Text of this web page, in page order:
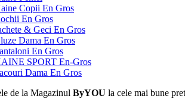
Copii En Gros
En Gros
& Geci En Gros
Dama En Gros
En Gros
SPORT En-Gros
Dama En Gros
de la Magazinul ByYOU la cele mai bune